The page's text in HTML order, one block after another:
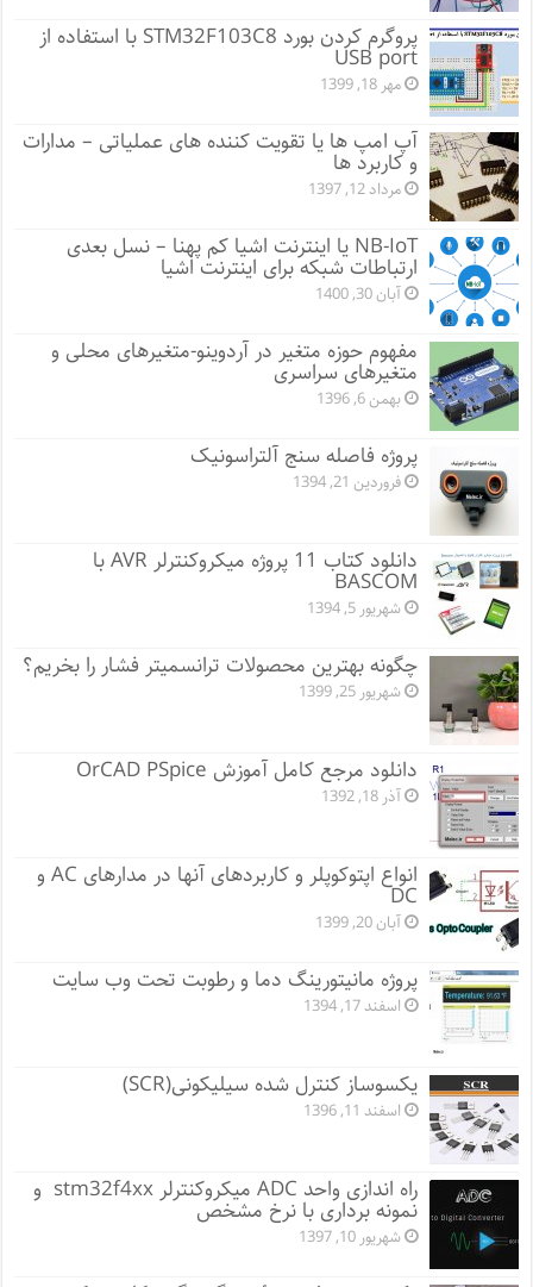
پروگرم کردن بورد STM32F103C8 با استفاده از
USB port
مهر 18, 1399
آپ امپ ها یا تقویت کننده های عملیاتی – مدارات
و کاربرد ها
مرداد 12, 1397
NB-IoT یا اینترنت اشیا کم پهنا – نسل بعدی
ارتباطات شبکه برای اینترنت اشیا
آبان 30, 1400
مفهوم حوزه متغیر در آردوینو-متغیرهای محلی و
متغیرهای سراسری
بهمن 6, 1396
پروژه فاصله سنج آلتراسونیک
فروردین 21, 1394
دانلود کتاب 11 پروژه میکروکنترلر AVR با
BASCOM
شهریور 5, 1394
چگونه بهترین محصولات ترانسمیتر فشار را بخریم؟
شهریور 25, 1399
دانلود مرجع کامل آموزش OrCAD PSpice
آذر 18, 1392
انواع اپتوکوپلر و کاربردهای آنها در مدارهای AC و
DC
آبان 20, 1399
پروژه مانيتورينگ دما و رطوبت تحت وب سایت
اسفند 17, 1394
یکسوساز کنترل شده سیلیکونی(SCR)
اسفند 11, 1396
راه اندازی واحد ADC میکروکنترلر stm32f4xx و
نمونه برداری با نرخ مشخص
شهریور 10, 1397